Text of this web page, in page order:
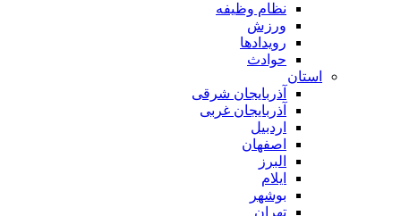
نظام وظیفه
ورزش
رویدادها
حوادث
استان
آذربایجان شرقی
آذربایجان غربی
اردبیل
اصفهان
البرز
ایلام
بوشهر
تهران